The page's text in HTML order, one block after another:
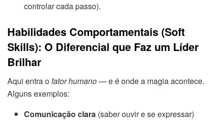
controlar cada passo).
Habilidades Comportamentais (Soft
Skills): O Diferencial que Faz um Líder
Brilhar
Aqui entra ofator humano— e é onde a magia acontece.
Alguns exemplos:
Comunicação clara (saber ouvir e se expressar)